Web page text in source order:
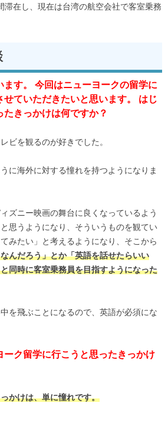
滞在し、現在は台湾の航空会社で客室乗務
ます。 今回はニューヨークの留学に
せていただきたいと思います。 はじ
きっかけは何ですか？
ビを観るのが好きでした。
に海外に対する憧れを持つようになりま
ズニー映画の舞台に良くなっているよう
思うようになり、そういうものを観てい
みたい」と考えるようになり、そこから
んだろう」とか「英語を話せたらいい
同時に客室乗務員を目指すようになった
を飛ぶことになるので、英語が必須にな
ク留学に行こうと思ったきっかけ
かけは、単に憧れです。